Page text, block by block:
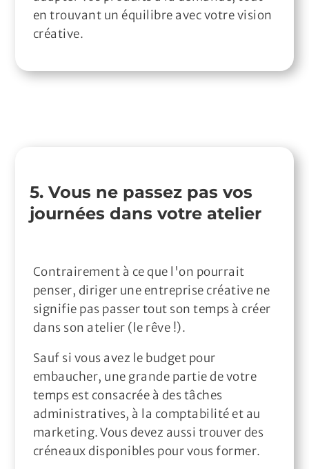
en trouvant un équilibre avec votre vision
créative.
5. Vous ne passez pas vos
journées dans votre atelier
Contrairement à ce que l'on pourrait
penser, diriger une entreprise créative ne
signifie pas passer tout son temps à créer
dans son atelier (le rêve !).
Sauf si vous avez le budget pour
embaucher, une grande partie de votre
temps est consacrée à des tâches
administratives, à la comptabilité et au
marketing. Vous devez aussi trouver des
créneaux disponibles pour vous former.